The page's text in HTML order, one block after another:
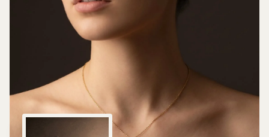
ГИПОАЛЛЕРГЕННЫЕ МАТЕРИАЛЫ · НЕ РАЗДРАЖАЕТ КОЖУ ·